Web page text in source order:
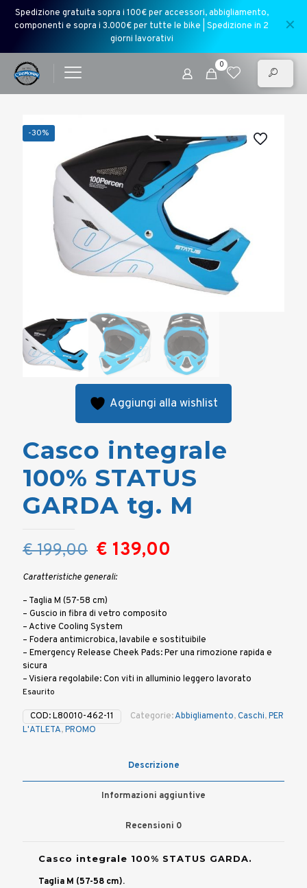
Spedizione gratuita sopra i 100€ per accessori, abbigliamento,
componenti e sopra i 3.000€ per tutte le bike | Spedizione in 2
giorni lavorativi
✕
0
-30%
Aggiungi alla wishlist
Casco integrale
100% STATUS
GARDA tg. M
€199,00 Il
prezzo
originale
era:
€ 199,00.
€ 139,00
€ 139,00.
Caratteristiche generali:
– Taglia M (57-58 cm)
– Guscio in fibra di vetro composito
– Active Cooling System
– Fodera antimicrobica, lavabile e sostituibile
– Emergency Release Cheek Pads: Per una rimozione rapida e
sicura
– Visiera regolabile: Con viti in alluminio leggero lavorato
Esaurito
COD:L80010-462-11 Categorie:Abbigliamento,Caschi,PER
L'ATLETA,PROMO
Descrizione
Informazioni aggiuntive
Recensioni 0
Casco integrale 100% STATUS GARDA.
Taglia M (57-58 cm).